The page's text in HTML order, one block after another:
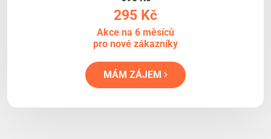
295 Kč
Akce na 6 měsíců
pro nové zákazníky
MÁM ZÁJEM